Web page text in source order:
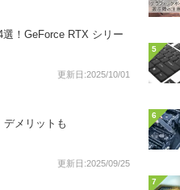
！GeForce RTX シリー
更新日:2025/10/01
メリットも
更新日:2025/09/25
5
6
7